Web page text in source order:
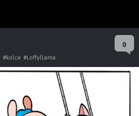
0
#kolce #Loffyllama